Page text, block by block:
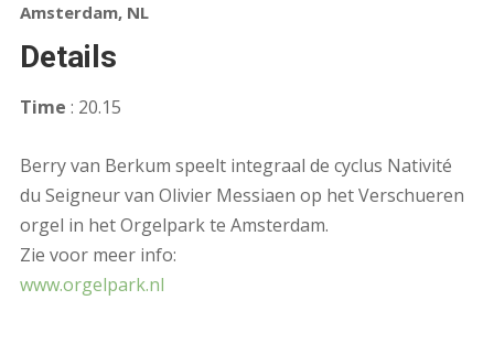
Amsterdam, NL
Details
Time : 20.15
Berry van Berkum speelt integraal de cyclus Nativité
du Seigneur van Olivier Messiaen op het Verschueren
orgel in het Orgelpark te Amsterdam.
Zie voor meer info:
www.orgelpark.nl